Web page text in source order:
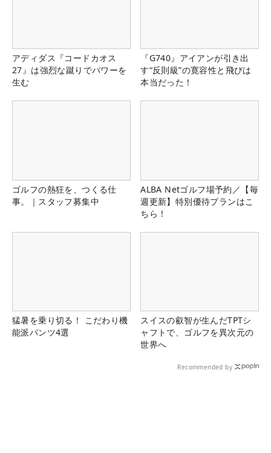
アディダス『コードカオス
27』は強烈な蹴りでパワーを
生む
『G740』アイアンが引き出
す“反則級”の寛容性と飛びは
本当だった！
ゴルフの熱狂を、つくる仕
事。｜スタッフ募集中
ALBA Netゴルフ場予約／【毎
週更新】特別優待プランはこ
ちら！
猛暑を乗り切る！ こだわり機
能派パンツ4選
スイスの叡智が生んだTPTシ
ャフトで、ゴルフを異次元の
世界へ
Recommended by